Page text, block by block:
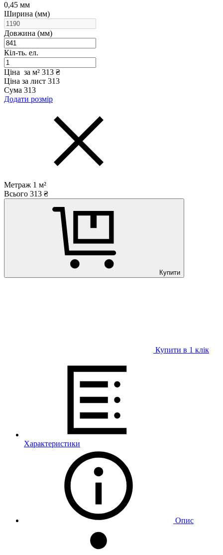
0,45 мм
Ширина (мм)
Довжина (мм)
Кіл-ть. ел.
Ціна за м² 313 ₴
Ціна за лист 313
Сума 313
Додати розмір
Метраж 1 м²
Всього 313 ₴
Купити
Купити в 1 клiк
Характеристики
Опис